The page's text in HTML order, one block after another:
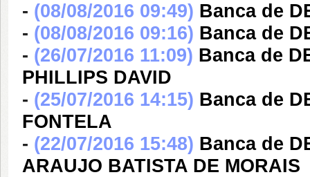
- (08/08/2016 09:49) Banca de
- (08/08/2016 09:16) Banca de
- (26/07/2016 11:09) Banca de
PHILLIPS DAVID
- (25/07/2016 14:15) Banca de
FONTELA
- (22/07/2016 15:48) Banca de
ARAUJO BATISTA DE MORAIS